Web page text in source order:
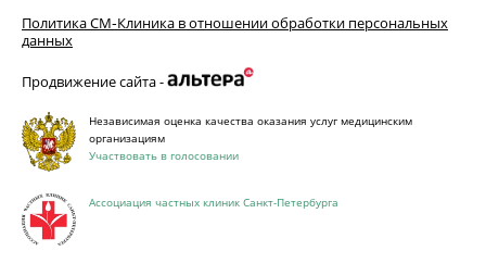
Политика СМ‑Клиника в отношении обработки персональных
данных
Продвижение сайта -
Независимая оценка качества оказания услуг медицинским
организациям
Участвовать в голосовании
Ассоциация частных клиник Санкт-Петербурга